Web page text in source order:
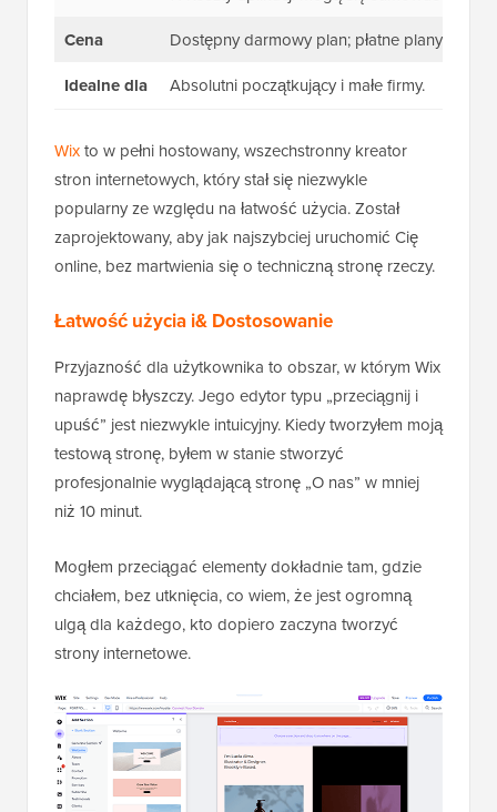
Cena
Dostępny darmowy plan; płatne plany
Idealne dla
Absolutni początkujący i małe firmy.
Wixto w pełni hostowany, wszechstronny kreator
stron internetowych, który stał się niezwykle
popularny ze względu na łatwość użycia. Został
zaprojektowany, aby jak najszybciej uruchomić Cię
online, bez martwienia się o techniczną stronę rzeczy.
Łatwość użycia i& Dostosowanie
Przyjazność dla użytkownika to obszar, w którym Wix
naprawdę błyszczy. Jego edytor typu „przeciągnij i
upuść” jest niezwykle intuicyjny. Kiedy tworzyłem moją
testową stronę, byłem w stanie stworzyć
profesjonalnie wyglądającą stronę „O nas” w mniej
niż 10 minut.
Mogłem przeciągać elementy dokładnie tam, gdzie
chciałem, bez utknięcia, co wiem, że jest ogromną
ulgą dla każdego, kto dopiero zaczyna tworzyć
strony internetowe.